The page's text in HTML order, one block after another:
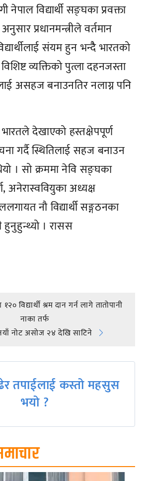
नेपाल विद्यार्थी सङ्घका प्रवक्ता
प्रधानमन्त्रीले वर्तमान
संयम हुन भन्दैै भारतको
व्यक्तिको पुत्ला दहनजस्ता
असहज बनाउनतिर नलाग्न पनि
भारतले देखाएको हस्तक्षेपपूर्ण
गर्दै स्थितिलाई सहज बनाउन
। सो क्रममा नेवि सङ्घका
अनेरास्ववियुका अध्यक्ष
नौ विद्यार्थी सङ्गठनका
हुनुहुन्थ्यो । रासस
विद्यार्थी श्रम दान गर्न लागे तातोपानी
नाका तर्फ
नोट असोज २४ देखि साटिने
तपाईलाई कस्तो महसुस
भयो ?